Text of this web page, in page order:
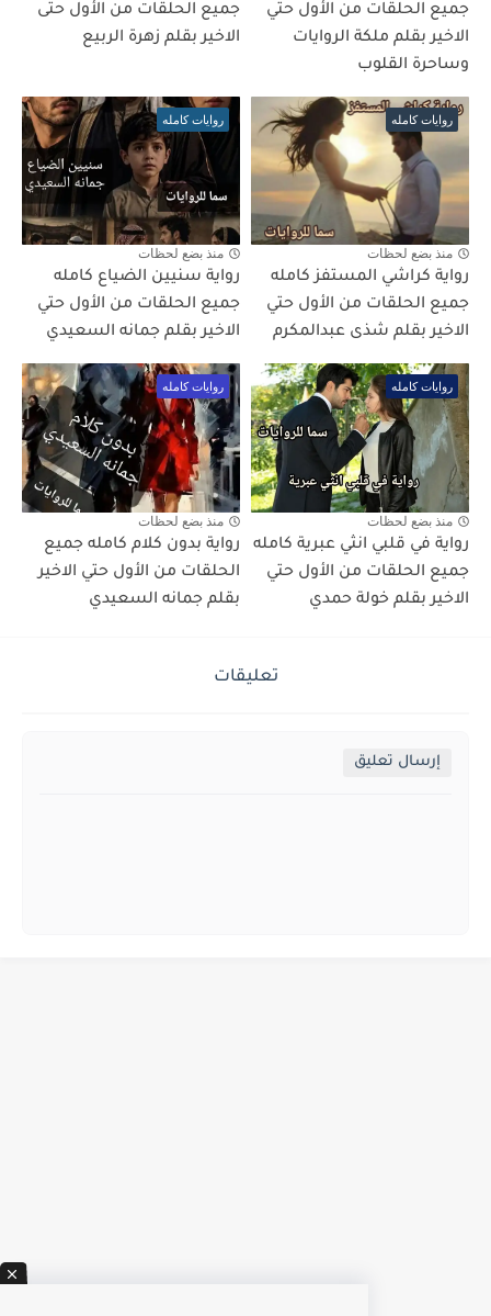
جميع الحلقات من الأول حتي
الاخير بقلم ملكة الروايات
وساحرة القلوب
جميع الحلقات من الأول حتى
الاخير بقلم زهرة الربيع
روايات كامله
منذ بضع لحظات
رواية كراشي المستفز كامله
جميع الحلقات من الأول حتي
الاخير بقلم شذى عبدالمكرم
روايات كامله
منذ بضع لحظات
رواية سنيين الضياع كامله
جميع الحلقات من الأول حتي
الاخير بقلم جمانه السعيدي
روايات كامله
منذ بضع لحظات
رواية في قلبي انثي عبرية كامله
جميع الحلقات من الأول حتي
الاخير بقلم خولة حمدي
روايات كامله
منذ بضع لحظات
رواية بدون كلام كامله جميع
الحلقات من الأول حتي الاخير
بقلم جمانه السعيدي
تعليقات
إرسال تعليق